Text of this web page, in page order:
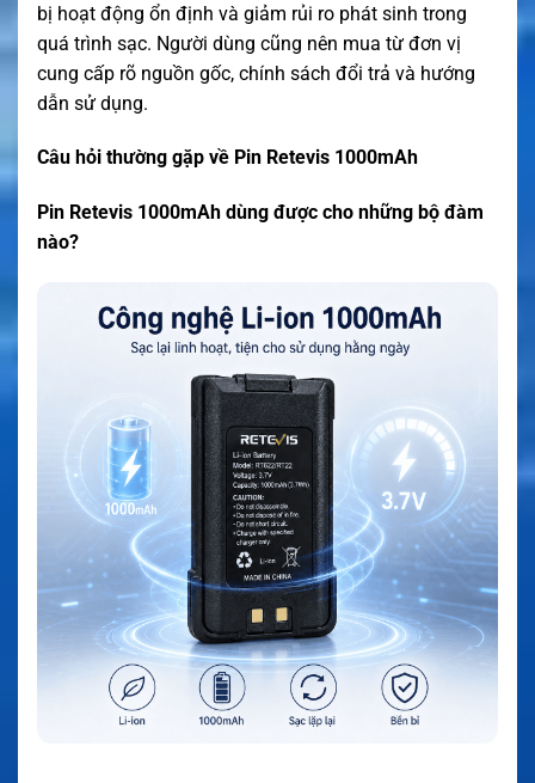
bị hoạt động ổn định và giảm rủi ro phát sinh trong
quá trình sạc. Người dùng cũng nên mua từ đơn vị
cung cấp rõ nguồn gốc, chính sách đổi trả và hướng
dẫn sử dụng.
Câu hỏi thường gặp về Pin Retevis 1000mAh
Pin Retevis 1000mAh dùng được cho những bộ đàm
nào?